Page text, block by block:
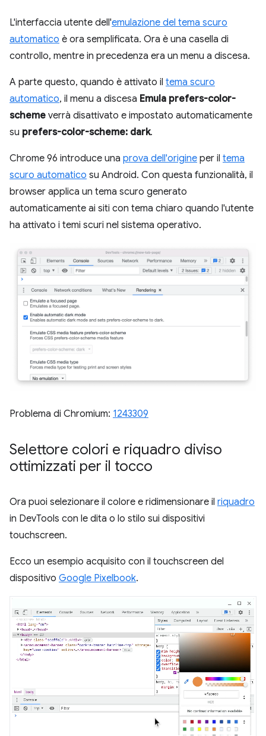
L'interfaccia utente dell'emulazione del tema scuro
automatico è ora semplificata. Ora è una casella di
controllo, mentre in precedenza era un menu a discesa.
A parte questo, quando è attivato il tema scuro
automatico, il menu a discesa Emula prefers-color-
scheme verrà disattivato e impostato automaticamente
su prefers-color-scheme: dark.
Chrome 96 introduce una prova dell'origine per il tema
scuro automatico su Android. Con questa funzionalità, il
browser applica un tema scuro generato
automaticamente ai siti con tema chiaro quando l'utente
ha attivato i temi scuri nel sistema operativo.
Problema di Chromium: 1243309
Selettore colori e riquadro diviso
ottimizzati per il tocco
Ora puoi selezionare il colore e ridimensionare il riquadro
in DevTools con le dita o lo stilo sui dispositivi
touchscreen.
Ecco un esempio acquisito con il touchscreen del
dispositivo Google Pixelbook.